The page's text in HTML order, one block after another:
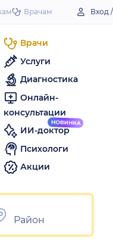
to
Врачам Вход
Врачи
Услуги
Диагностика
Онлайн-
консультации
ИИ-доктор
Психологи
Акции